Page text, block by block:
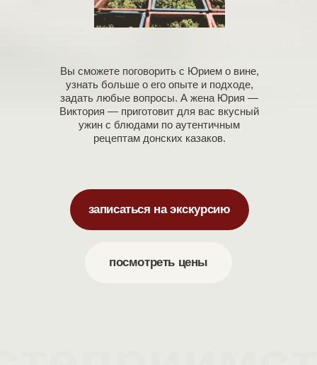
Вы сможете поговорить с Юрием о вине,
узнать больше о его опыте и подходе,
задать любые вопросы. А жена Юрия —
Виктория — приготовит для вас вкусный
ужин с блюдами по аутентичным
рецептам донских казаков.
посмотреть цены
записаться на экскурсию